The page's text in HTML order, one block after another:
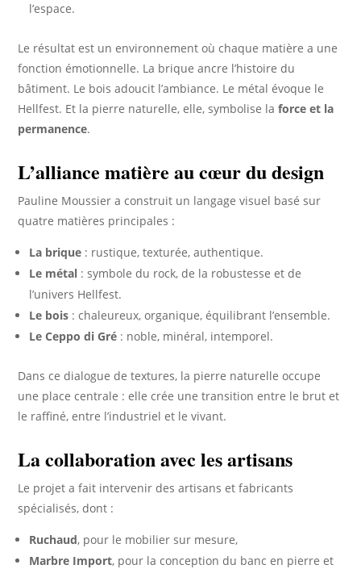
l’espace.
Le résultat est un environnement où chaque matière a une
fonction émotionnelle. La brique ancre l’histoire du
bâtiment. Le bois adoucit l’ambiance. Le métal évoque le
Hellfest. Et la pierre naturelle, elle, symbolise laforce et la
permanence.
L’alliance matière au cœur du design
Pauline Moussier a construit un langage visuel basé sur
quatre matières principales :
La brique : rustique, texturée, authentique.
Le métal : symbole du rock, de la robustesse et de
l’univers Hellfest.
Le bois : chaleureux, organique, équilibrant l’ensemble.
Le Ceppo di Gré : noble, minéral, intemporel.
Dans ce dialogue de textures, la pierre naturelle occupe
une place centrale : elle crée une transition entre le brut et
le raffiné, entre l’industriel et le vivant.
La collaboration avec les artisans
Le projet a fait intervenir des artisans et fabricants
spécialisés, dont :
Ruchaud, pour le mobilier sur mesure,
Marbre Import, pour la conception du banc en pierre et